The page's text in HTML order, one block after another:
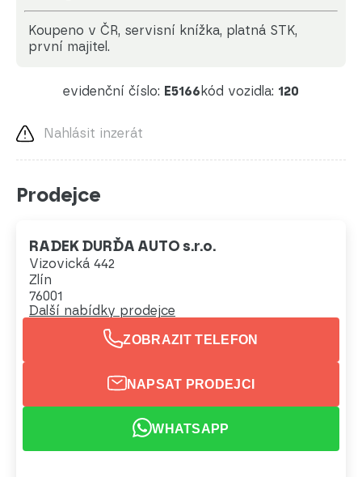
koupeno v ČR, servisní knížka, platná STK,
první majitel.
evidenční číslo: E5166 kód vozidla: 120
Nahlásit inzerát
Prodejce
RADEK DURĎA AUTO s.r.o.
Vizovická 442
Zlín
76001
Další nabídky prodejce
ZOBRAZIT TELEFON
NAPSAT PRODEJCI
WHATSAPP